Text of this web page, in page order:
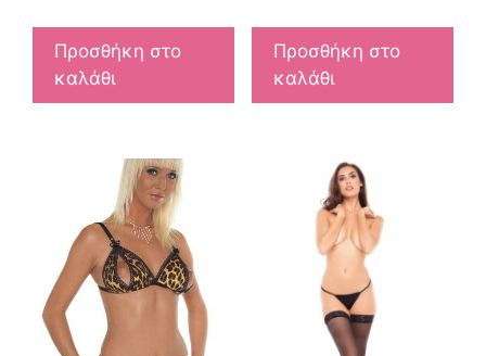
Προσθήκη στο
καλάθι
Προσθήκη στο
καλάθι